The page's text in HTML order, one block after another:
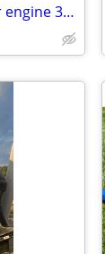
Rinker Captiva 246 with MerCruiser engine 350 Mag MPI